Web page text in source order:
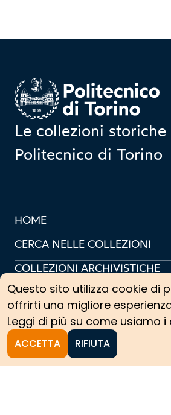
Questo sito utilizza cookie di
offrirti una migliore
Leggi di più su come usiamo i
ACCETTA RIFIUTA
Homepage
Le collezioni storiche
Politecnico di Torino
HOME
CERCA NELLE COLLEZIONI
COLLEZIONI ARCHIVISTICHE
COLLEZIONI SCIENTIFICHE
PERCORSI TEMATICI
PROTAGONISTI
NEWS